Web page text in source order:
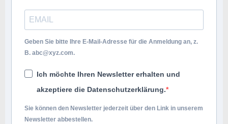
Geben Sie bitte Ihre E-Mail-Adresse für die Anmeldung an, z.
B. abc@xyz.com.
Ich möchte Ihren Newsletter erhalten und
akzeptiere die Datenschutzerklärung.
Sie können den Newsletter jederzeit über den Link in unserem
Newsletter abbestellen.